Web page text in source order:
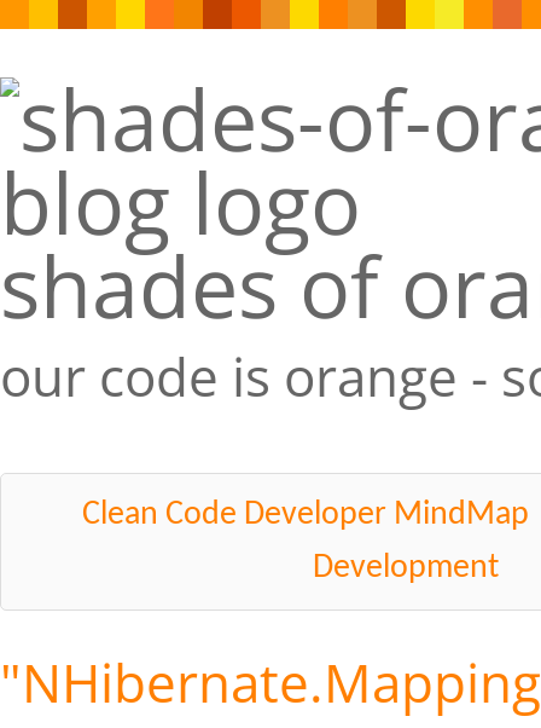
shades of
our code is orange -
Clean Code Developer MindMap
Development